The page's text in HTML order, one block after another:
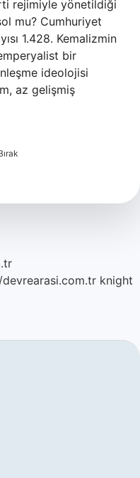
rejimiyle yönetildiği
mu? Cumhuriyet
1.428. Kemalizmin
bir
ideolojisi
az gelişmiş
knight